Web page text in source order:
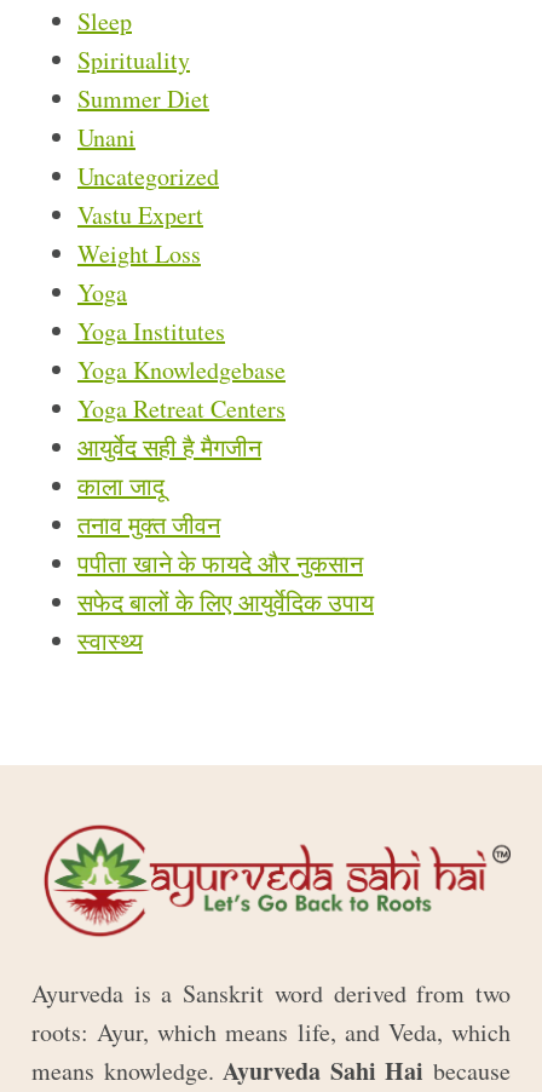
Sleep
Spirituality
Summer Diet
Unani
Uncategorized
Vastu Expert
Weight Loss
Yoga
Yoga Institutes
Yoga Knowledgebase
Yoga Retreat Centers
आयुर्वेद सही है मैगजीन
काला जादू
तनाव मुक्त जीवन
पपीता खाने के फायदे और नुकसान
सफेद बालों के लिए आयुर्वेदिक उपाय
स्वास्थ्य
Ayurveda is a Sanskrit word derived from two
roots: Ayur, which means life, and Veda, which
means knowledge.Ayurveda Sahi Hai because